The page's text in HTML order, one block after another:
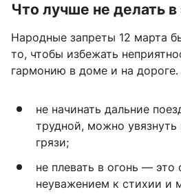
Что лучше не делать в
Народные запреты 12 марта
то, чтобы избежать
гармонию в доме и на
не начинать дальние
трудной, можно увязнуть
грязи;
не плевать в огонь — это
неуважением к стихии и